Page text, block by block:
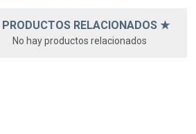
RELACIONADOS ★
No hay productos relacionados